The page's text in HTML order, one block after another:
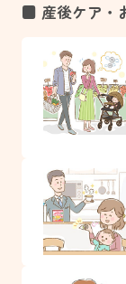
■ 産後ケア・